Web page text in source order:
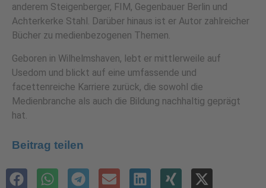
anderem Steigenberger, FIM, Gegenbauer Berlin und
Achterkerke Stahl. Darüber hinaus ist er Autor zahlreicher
Bücher zu medienbezogenen Themen.
Geboren in Wilhelmshaven, lebt er mittlerweile auf
Usedom und blickt auf eine umfassende und
facettenreiche Karriere zurück, die sowohl die
Medienbranche als auch die Bildung nachhaltig geprägt
hat.
Beitrag teilen